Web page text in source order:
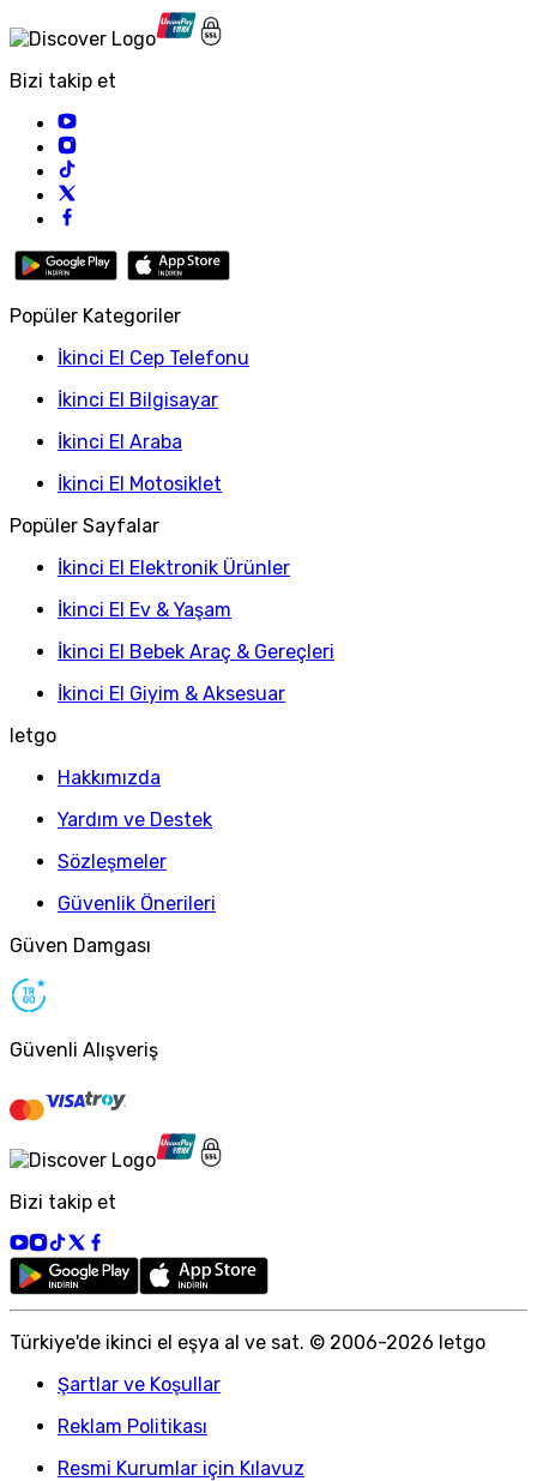
Bizi takip et
Popüler Kategoriler
İkinci El Cep Telefonu
İkinci El Bilgisayar
İkinci El Araba
İkinci El Motosiklet
Popüler Sayfalar
İkinci El Elektronik Ürünler
İkinci El Ev & Yaşam
İkinci El Bebek Araç & Gereçleri
İkinci El Giyim & Aksesuar
letgo
Hakkımızda
Yardım ve Destek
Sözleşmeler
Güvenlik Önerileri
Güven Damgası
Güvenli Alışveriş
Bizi takip et
Türkiye'de ikinci el eşya al ve sat. © 2006-2026 letgo
Şartlar ve Koşullar
Reklam Politikası
Resmi Kurumlar için Kılavuz